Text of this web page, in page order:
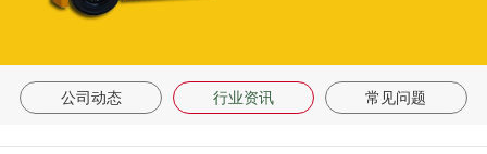
联系我们
公司动态 行业资讯 常见问题